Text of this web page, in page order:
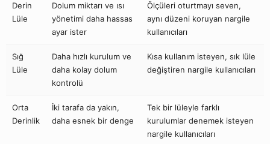
Derin
Lüle
Dolum miktarı ve ısı
yönetimi daha hassas
ayar ister
Ölçüleri oturtmayı seven,
aynı düzeni koruyan nargile
kullanıcıları
Sığ
Lüle
Daha hızlı kurulum ve
daha kolay dolum
kontrolü
Kısa kullanım isteyen, sık lüle
değiştiren nargile kullanıcıları
Orta
Derinlik
İki tarafa da yakın,
daha esnek bir denge
Tek bir lüleyle farklı
kurulumlar denemek isteyen
nargile kullanıcıları